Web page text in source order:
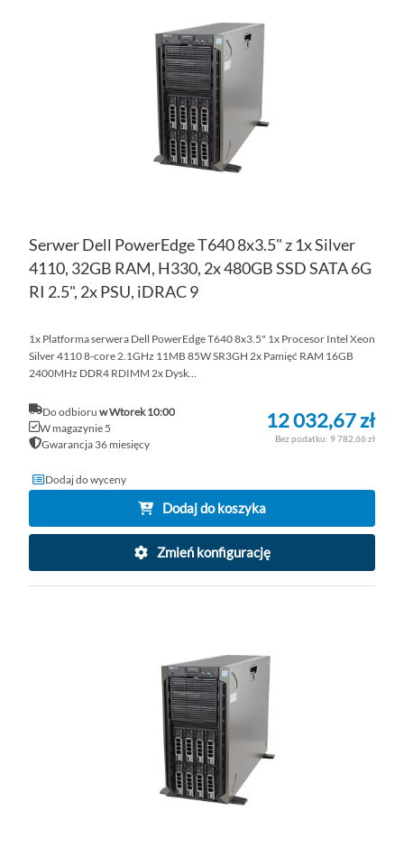
Serwer Dell PowerEdge T640 8x3.5" z 1x Silver
4110, 32GB RAM, H330, 2x 480GB SSD SATA 6G
RI 2.5", 2x PSU, iDRAC 9
1x Platforma serwera Dell PowerEdge T640 8x3.5" 1x Procesor Intel Xeon
Silver 4110 8-core 2.1GHz 11MB 85W SR3GH 2x Pamięć RAM 16GB
2400MHz DDR4 RDIMM 2x Dysk...
Do odbioru w Wtorek 10:00
W magazynie 5
Gwarancja 36 miesięcy
12 032,67 zł
9 782,66 zł
Dodaj do wyceny
Dodaj do koszyka
Zmień konfigurację